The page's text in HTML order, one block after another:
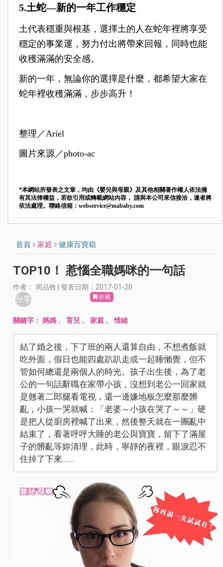
5.土蛇—新的一年工作穩定
土代表穩重與根基，選擇土的人在蛇年裡將享受
穩定的事業運，努力付出將帶來回報，同時也能
收穫滿滿的安全感。
新的一年，無論你的選擇是什麼，都希望大家在
蛇年裡收穫滿滿，步步高升！
整理／Ariel
圖片來源／photo-ac
*本網站所發表之文章，均由《嬰兒與母親》及其他相關著作權人依法擁
有其法律權益，若欲引用或轉載網站內容， 請與本公司來信接洽，違者將
依法處理。聯絡信箱： webservice@mababy.com
首頁 家庭 健康百寶箱
TOP10！ 惹惱全職媽咪的一句話
作者： 周品攸 | 發表日期：2017-01-20
分享 收藏
關鍵字：媽媽 、育兒 、家庭 、情緒
結了婚之後，下了班的兩人還算自由，不想煮飯就
吃外面，假日也能四處趴趴走或一起睡懶覺，但不
管如何總還是兩個人的時光。孩子出生後，為了老
公的一句話辭職在家帶小孩，沒想到老公一回家就
是翹著二郎腿看電視，還一邊嫌地板怎麼那麼髒
亂，小孩一哭就喊：「老婆～小孩在哭了～～」硬
是把人從廚房裡喊了出來，然後整天就在一團亂中
結束了，看著呼呼大睡的老公與寶寶，留下了滿屋
子的髒亂等妳清理，此時，寧靜的夜裡，眼淚忍不
住掉了下來……